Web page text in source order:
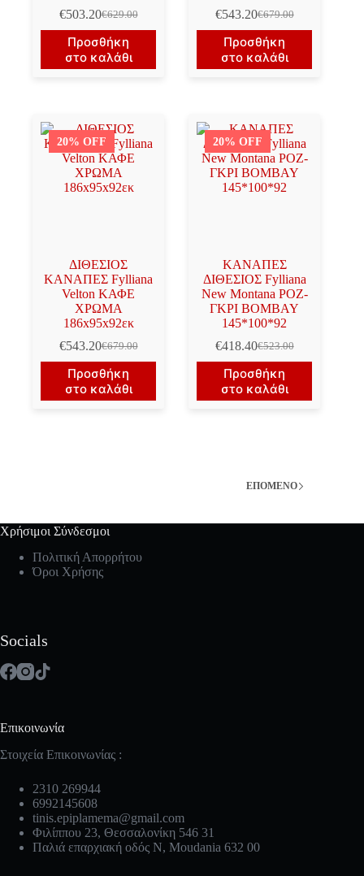
€629.00
Original
price
was:
€629.00.
€503.20Η
τρέχουσα
τιμή
είναι:
Προσθήκη
στο καλάθι
€679.00
Original
price
was:
€679.00.
€543.20Η
τρέχουσα
τιμή
είναι:
Προσθήκη
στο καλάθι
20% OFF
ΔΙΘΕΣΙΟΣ
ΚΑΝΑΠΕΣ Fylliana
Velton ΚΑΦΕ
ΧΡΩΜΑ
186x95x92εκ
€679.00
Original
price
was:
€679.00.
€543.20Η
τρέχουσα
τιμή
είναι:
Προσθήκη
στο καλάθι
20% OFF
ΚΑΝΑΠΕΣ
ΔΙΘΕΣΙΟΣ Fylliana
New Montana ΡΟΖ-
ΓΚΡΙ BOMBAY
145*100*92
€523.00
Original
price
was:
€523.00.
€418.40Η
τρέχουσα
τιμή
είναι:
Προσθήκη
στο καλάθι
ΕΠΌΜΕΝΟ
Χρήσιμοι Σύνδεσμοι
Πολιτική Απορρήτου
Όροι Χρήσης
Socials
Επικοινωνία
Στοιχεία Επικοινωνίας :
2310 269944
6992145608
tinis.epiplamema@gmail.com
Φιλίππου 23, Θεσσαλονίκη 546 31
Παλιά επαρχιακή οδός Ν, Moudania 632 00